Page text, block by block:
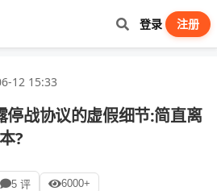
登录 注册
12 15:33
停战协议的虚假细节:简直离
?
5 评 6000+